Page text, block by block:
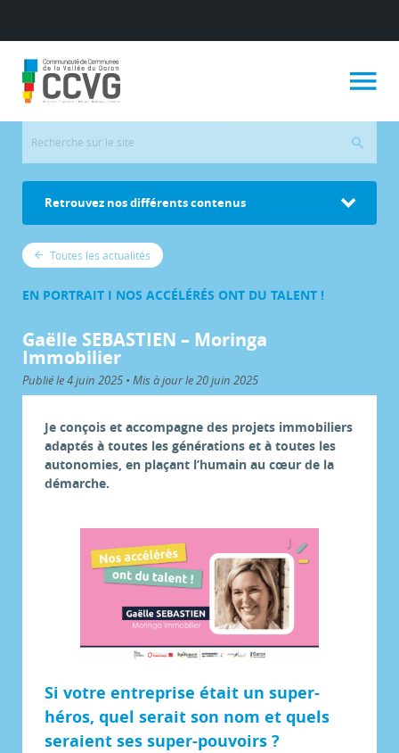
Retrouvez nos différents contenus
Toutes les actualités
EN PORTRAIT I NOS ACCÉLÉRÉS ONT DU TALENT !
Gaëlle SEBASTIEN – Moringa
Immobilier
Publié le 4 juin 2025 • Mis à jour le 20 juin 2025
Je conçois et accompagne des projets immobiliers
adaptés à toutes les générations et à toutes les
autonomies, en plaçant l’humain au cœur de la
démarche.
Si votre entreprise était un super-
héros, quel serait son nom et quels
seraient ses super-pouvoirs ?